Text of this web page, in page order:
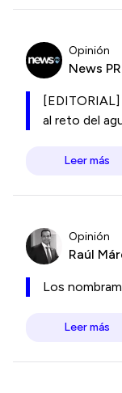
Opinión
News PR
al reto del
Leer más
Opinión
Raúl
Los
Leer más